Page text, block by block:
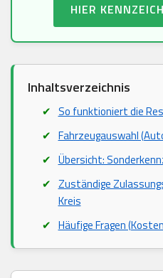
HIER
Inhaltsverzeichnis
So funktioniert die
Fahrzeugauswahl
Übersicht:
Zuständige
Kreis
Häufige Fragen